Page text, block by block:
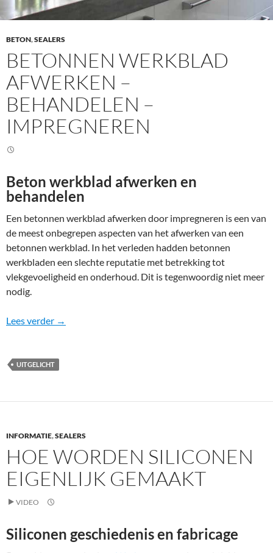
BETON,SEALERS
BETONNEN WERKBLAD
AFWERKEN –
BEHANDELEN –
IMPREGNEREN
Beton werkblad afwerken en
behandelen
Een betonnen werkblad afwerken door impregneren is een van
de meest onbegrepen aspecten van het afwerken van een
betonnen werkblad. In het verleden hadden betonnen
werkbladen een slechte reputatie met betrekking tot
vlekgevoeligheid en onderhoud. Dit is tegenwoordig niet meer
nodig.
Lees verder Betonnen werkblad afwerken – behandelen –
→
UITGELICHT
INFORMATIE,SEALERS
HOE WORDEN SILICONEN
EIGENLIJK GEMAAKT
VIDEO
Siliconen geschiedenis en fabricage